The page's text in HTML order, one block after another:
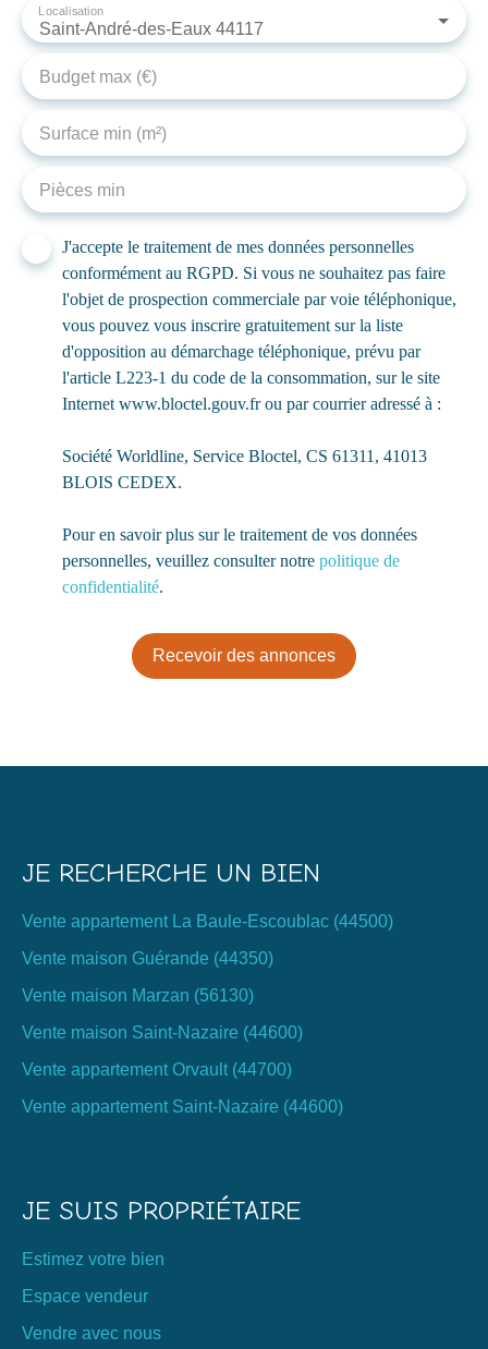
Saint-André-des-Eaux 44117
Localisation
Budget max (€)
Surface min (m²)
Pièces min
J'accepte le traitement de mes données personnelles
conformément au RGPD. Si vous ne souhaitez pas faire
l'objet de prospection commerciale par voie téléphonique,
vous pouvez vous inscrire gratuitement sur la liste
d'opposition au démarchage téléphonique, prévu par
l'article L223-1 du code de la consommation, sur le site
Internet www.bloctel.gouv.fr ou par courrier adressé à :
Société Worldline, Service Bloctel, CS 61311, 41013
BLOIS CEDEX.
Pour en savoir plus sur le traitement de vos données
personnelles, veuillez consulter notre politique de
confidentialité.
Recevoir des annonces
JE RECHERCHE UN BIEN
Vente appartement La Baule-Escoublac (44500)
Vente maison Guérande (44350)
Vente maison Marzan (56130)
Vente maison Saint-Nazaire (44600)
Vente appartement Orvault (44700)
Vente appartement Saint-Nazaire (44600)
JE SUIS PROPRIÉTAIRE
Estimez votre bien
Espace vendeur
Vendre avec nous